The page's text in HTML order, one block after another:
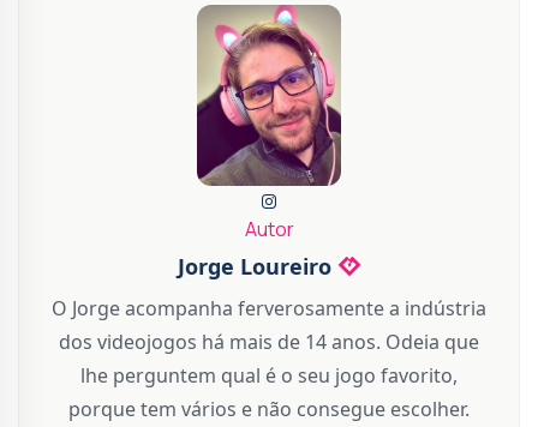
Autor
Jorge Loureiro
O Jorge acompanha ferverosamente a indústria
dos videojogos há mais de 14 anos. Odeia que
lhe perguntem qual é o seu jogo favorito,
porque tem vários e não consegue escolher.